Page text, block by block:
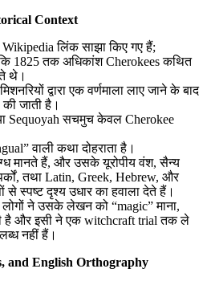
Context
लिंक साझा किए गए हैं;
कि 1825 तक अधिकांश Cherokees कथित
थे।
द्वारा एक वर्णमाला लाए जाने के बाद
जाती है।
Sequoyah सचमुच केवल Cherokee
वाली कथा दोहराता है।
मानते हैं, और उसके यूरोपीय वंश, सैन्य
तथा Latin, Greek, Hebrew, और
से स्पष्ट दृश्य उधार का हवाला देते हैं।
ने उसके लेखन को “magic” माना,
और इसी ने एक witchcraft trial तक ले
नहीं हैं।
and English Orthography